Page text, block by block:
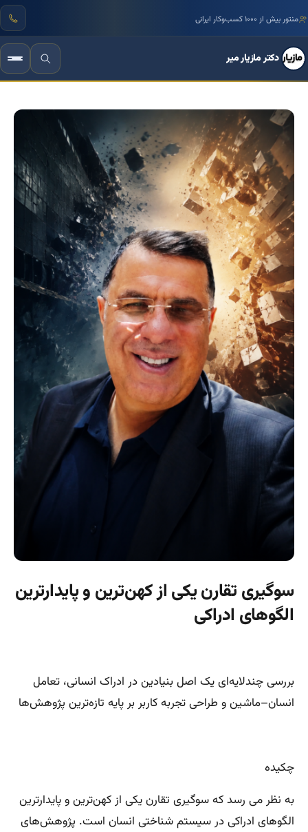
منتور بیش از ۱۰۰۰ کسب‌وکار ایرانی
دکتر مازیار میر
سوگیری تقارن یکی از کهن‌ترین و پایدارترین
الگوهای ادراکی
بررسی چندلایه‌ای یک اصل بنیادین در ادراک انسانی، تعامل
انسان–ماشین و طراحی تجربه کاربر بر پایه تازه‌ترین پژوهش‌ها
چکیده
به نظر می رسد که سوگیری تقارن یکی از کهن‌ترین و پایدارترین
الگوهای ادراکی در سیستم شناختی انسان است. پژوهش‌های